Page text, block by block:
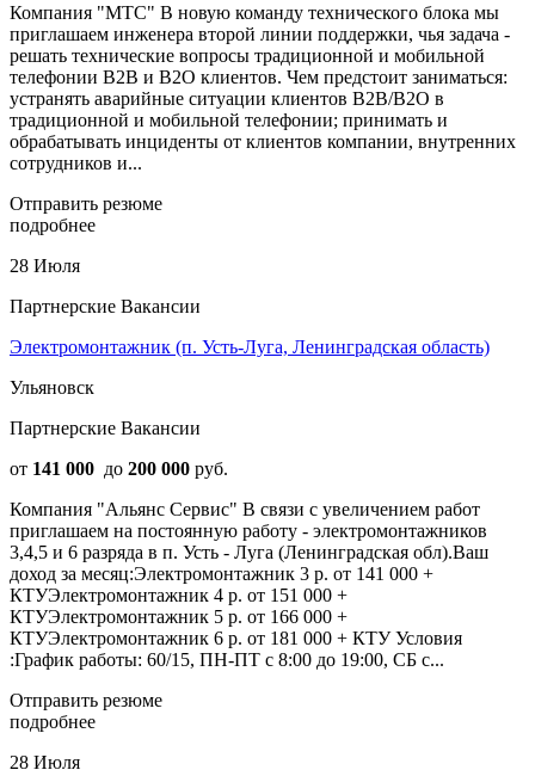
Компания "МТС" В новую команду технического блока мы
приглашаем инженера второй линии поддержки, чья задача -
решать технические вопросы традиционной и мобильной
телефонии B2B и B2O клиентов. Чем предстоит заниматься:
устранять аварийные ситуации клиентов B2В/B2O в
традиционной и мобильной телефонии; принимать и
обрабатывать инциденты от клиентов компании, внутренних
сотрудников и...
Отправить резюме
подробнее
28 Июля
Партнерские Вакансии
Электромонтажник (п. Усть-Луга, Ленинградская область)
Ульяновск
Партнерские Вакансии
от 141 000 до 200 000 руб.
Компания "Альянс Сервис" В связи с увеличением работ
приглашаем на постоянную работу - электромонтажников
3,4,5 и 6 разряда в п. Усть - Луга (Ленинградская обл).Ваш
доход за месяц:Электромонтажник 3 р. от 141 000 +
КТУЭлектромонтажник 4 р. от 151 000 +
КТУЭлектромонтажник 5 р. от 166 000 +
КТУЭлектромонтажник 6 р. от 181 000 + КТУ Условия
:График работы: 60/15, ПН-ПТ с 8:00 до 19:00, СБ с...
Отправить резюме
подробнее
28 Июля